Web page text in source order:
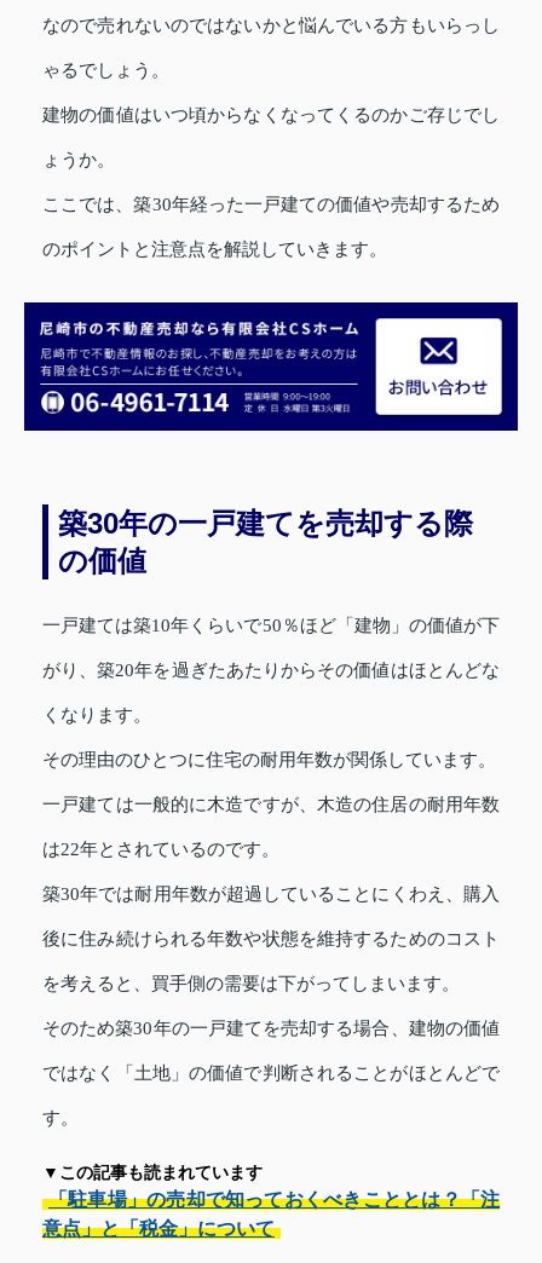
なので売れないのではないかと悩んでいる方もいらっし
ゃるでしょう。
建物の価値はいつ頃からなくなってくるのかご存じでし
ょうか。
ここでは、築30年経った一戸建ての価値や売却するため
のポイントと注意点を解説していきます。
築30年の一戸建てを売却する際
の価値
一戸建ては築10年くらいで50％ほど「建物」の価値が下
がり、築20年を過ぎたあたりからその価値はほとんどな
くなります。
その理由のひとつに住宅の耐用年数が関係しています。
一戸建ては一般的に木造ですが、木造の住居の耐用年数
は22年とされているのです。
築30年では耐用年数が超過していることにくわえ、購入
後に住み続けられる年数や状態を維持するためのコスト
を考えると、買手側の需要は下がってしまいます。
そのため築30年の一戸建てを売却する場合、建物の価値
ではなく「土地」の価値で判断されることがほとんどで
す。
▼この記事も読まれています
「駐車場」の売却で知っておくべきこととは？「注
意点」と「税金」について